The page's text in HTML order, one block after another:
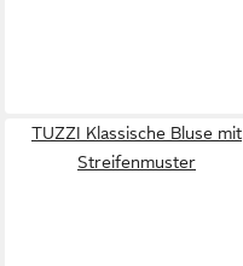
TUZZI Klassische Bluse mit
Streifenmuster